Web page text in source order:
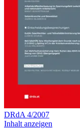
DRdA 4/2007
Inhalt anzeigen